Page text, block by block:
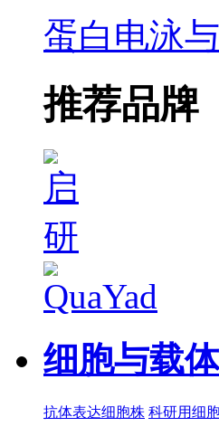
蛋白电泳
推荐品牌
细胞与载体
抗体表达细胞株 科研用细